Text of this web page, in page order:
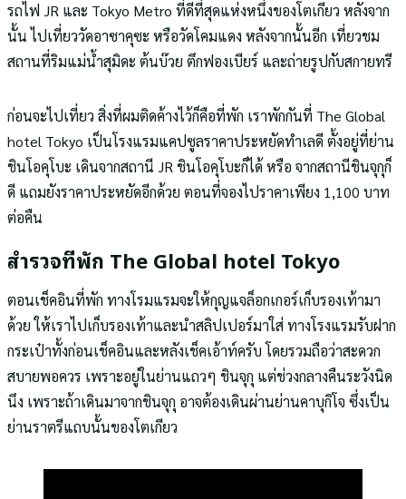
รถไฟ JR และ Tokyo Metro ที่ดีที่สุดแห่งหนึ่งของโตเกียว หลังจาก
นั้น ไปเที่ยววัดอาซาคุซะ หรือวัดโคมแดง หลังจากนั้นอีก เที่ยวชม
สถานที่ริมแม่น้ำสุมิดะ ต้นบ๊วย ตึกฟองเบียร์ และถ่ายรูปกับสกายทรี
ก่อนจะไปเที่ยว สิ่งที่ผมติดค้างไว้ก็คือที่พัก เราพักกันที่ The Global
hotel Tokyo เป็นโรงแรมแคปซูลราคาประหยัดทำเลดี ตั้งอยู่ที่ย่าน
ชินโอคุโบะ เดินจากสถานี JR ชินโอคุโบะก็ได้ หรือ จากสถานีชินจุกุก็
ดี แถมยังราคาประหยัดอีกด้วย ตอนที่จองไปราคาเพียง 1,100 บาท
ต่อคืน
สำรวจที่พัก The Global hotel Tokyo
ตอนเช็คอินที่พัก ทางโรมแรมจะให้กุญแจล็อกเกอร์เก็บรองเท้ามา
ด้วย ให้เราไปเก็บรองเท้าและนำสลิปเปอร์มาใส่ ทางโรงแรมรับฝาก
กระเป๋าทั้งก่อนเช็คอินและหลังเช็คเอ้าท์ครับ โดยรวมถือว่าสะดวก
สบายพอควร เพราะอยู่ในย่านแถวๆ ชินจุกุ แต่ช่วงกลางคืนระวังนิด
นึง เพราะถ้าเดินมาจากชินจุกุ อาจต้องเดินผ่านย่านคาบุกิโจ ซึ่งเป็น
ย่านราตรีแถบนั้นของโตเกียว